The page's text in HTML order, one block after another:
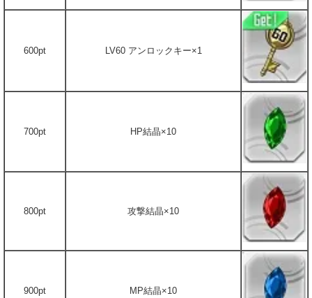
600pt LV60 アンロックキー×1
700pt HP結晶×10
800pt 攻撃結晶×10
900pt MP結晶×10